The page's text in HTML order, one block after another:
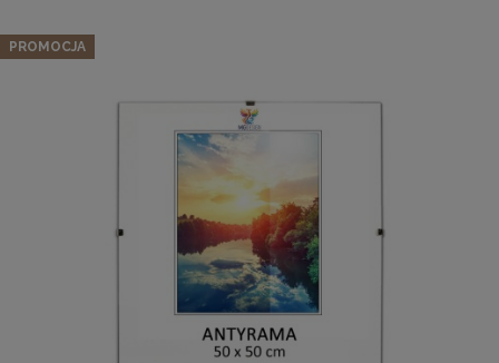
pomarańczowych, z naturalnego drewna
56,99 zł
Cena regularna:
Najniższa cena:
DO KOSZYKA
PROMOCJA